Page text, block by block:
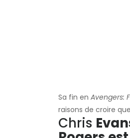
Sa fin en Avengers:
raisons de croire
Chris